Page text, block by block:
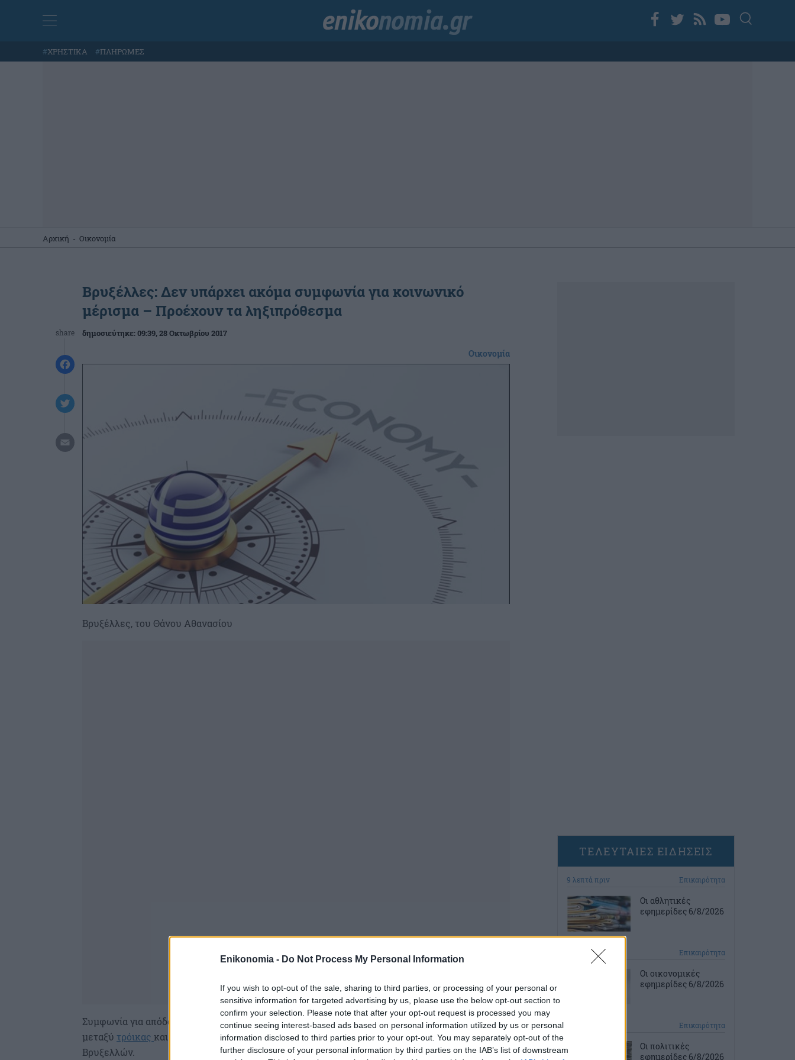
Enikonomia - Do Not Process My Personal Information
If you wish to opt-out of the sale, sharing to third parties, or processing of your personal or
sensitive information for targeted advertising by us, please use the below opt-out section to
confirm your selection. Please note that after your opt-out request is processed you may
continue seeing interest-based ads based on personal information utilized by us or personal
information disclosed to third parties prior to your opt-out. You may separately opt-out of the
further disclosure of your personal information by third parties on the IAB’s list of downstream
#ΧΡΗΣΤΙΚΑ #ΠΛΗΡΩΜΕΣ
Αρχική - Οικονομία
share
Βρυξέλλες: Δεν υπάρχει ακόμα συμφωνία για κοινωνικό
μέρισμα – Προέχουν τα ληξιπρόθεσμα
δημοσιεύτηκε:09:39, 28 Οκτωβρίου 2017
Οικονομία
Βρυξέλλες, του Θάνου Αθανασίου
Συμφωνία για απόδοση κοινωνικού μερίσματος για το 2017 δεν έχει επέλθει στην Αθήνα,
μεταξύ τρόικας και ελληνικής κυβέρνησης, σύμφωνα με καλά πληροφορημένες πηγές των
Βρυξελλών.
ΤΕΛΕΥΤΑΙΕΣ ΕΙΔΗΣΕΙΣ
9 λεπτά πριν Επικαιρότητα
Οι αθλητικές
εφημερίδες 6/8/2026
23 λεπτά πριν Επικαιρότητα
Οι οικονομικές
εφημερίδες 6/8/2026
Επικαιρότητα
Οι πολιτικές
εφημερίδες 6/8/2026